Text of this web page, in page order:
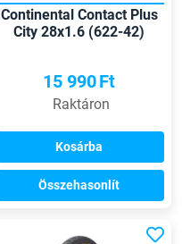
Continental Contact Plus
City 28x1.6 (622-42)
15 990Ft
Raktáron
Kosárba
Összehasonlít